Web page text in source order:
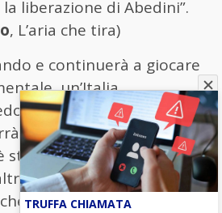
liberazione di Abedini”.
, L’aria che tira)
e continuerà a giocare
un’Italia
che sia utile a tutti. Non
rilasciato. Adesso dire
stata liberata perché
(Maurizio Lupi, Noi
tira)
TRUFFA CHIAMATA